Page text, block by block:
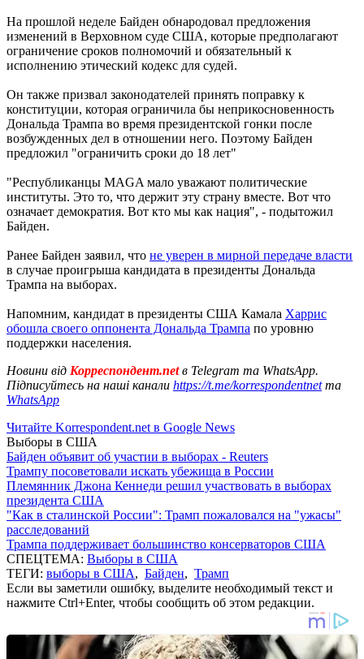
На прошлой неделе Байден обнародовал предложения
изменений в Верховном суде США, которые предполагают
ограничение сроков полномочий и обязательный к
исполнению этический кодекс для судей.
Он также призвал законодателей принять поправку к
конституции, которая ограничила бы неприкосновенность
Дональда Трампа во время президентской гонки после
возбужденных дел в отношении него. Поэтому Байден
предложил "ограничить сроки до 18 лет"
"Республиканцы MAGA мало уважают политические
институты. Это то, что держит эту страну вместе. Вот что
означает демократия. Вот кто мы как нация", - подытожил
Байден.
Ранее Байден заявил, что не уверен в мирной передаче власти
в случае проигрыша кандидата в президенты Дональда
Трампа на выборах.
Напомним, кандидат в президенты США Камала Харрис
обошла своего оппонента Дональда Трампа по уровню
поддержки населения.
Новини від Корреспондент.netв Telegram та WhatsApp.
Підписуйтесь на наші канали https://t.me/korrespondentnetта
WhatsApp
Читайте Korrespondent.net в Google News
Выборы в США
Байден объявит об участии в выборах - Reuters
Трампу посоветовали искать убежища в России
Племянник Джона Кеннеди решил участвовать в выборах
президента США
"Как в сталинской России": Трамп пожаловался на "ужасы"
расследований
Трампа поддерживает большинство консерваторов США
СПЕЦТЕМА: Выборы в США
ТЕГИ: выборы в США, Байден, Трамп
Если вы заметили ошибку, выделите необходимый текст и
нажмите Ctrl+Enter, чтобы сообщить об этом редакции.